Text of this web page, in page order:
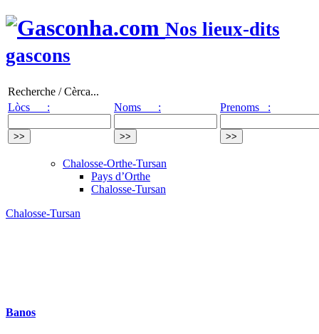
Nos lieux-dits
gascons
Recherche / Cèrca...
Lòcs :
Noms : Prenoms :
Chalosse-Orthe-Tursan
Pays d’Orthe
Chalosse-Tursan
Chalosse-Tursan
Banos